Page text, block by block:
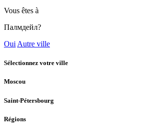
Vous êtes à
Палмдейл?
Oui Autre ville
Sélectionnez votre ville
Moscou
Saint-Pétersbourg
Régions